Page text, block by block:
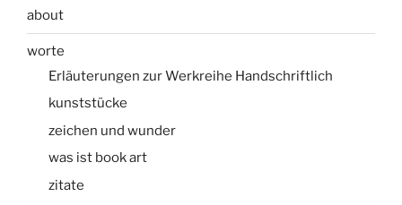
about
worte
Erläuterungen zur Werkreihe Handschriftlich
kunststücke
zeichen und wunder
was ist book art
zitate